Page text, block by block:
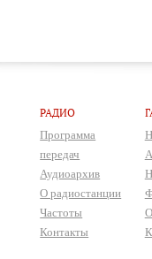
РАДИО
Программа
передач
Аудиоархив
О радиостанции
Частоты
Контакты